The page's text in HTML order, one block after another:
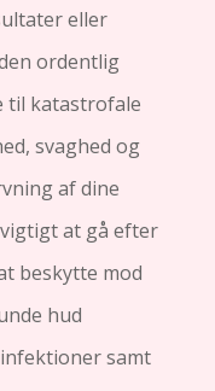
eller
ordentlig
til katastrofale
svaghed og
af dine
at gå efter
beskytte mod
hud
samt